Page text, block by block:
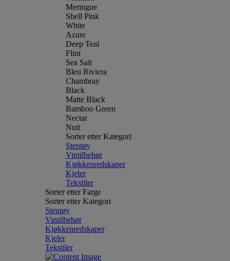
Meringue
Shell Pink
White
Azure
Deep Teal
Flint
Sea Salt
Bleu Riviera
Chambray
Black
Matte Black
Bamboo Green
Nectar
Nuit
Sorter etter Kategori
Stentøy
Vintilbehør
Kjøkkenredskaper
Kjeler
Tekstiler
Sorter etter Farge
Sorter etter Kategori
Stentøy
Vintilbehør
Kjøkkenredskaper
Kjeler
Tekstiler